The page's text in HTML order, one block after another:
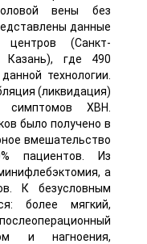
вены без
данные
центров (Санкт-
Казань), где 490
технологии.
(ликвидация)
ХВН.
было получено в
вмешательство
пациентов. Из
а
К безусловным
более мягкий,
и нагноения,